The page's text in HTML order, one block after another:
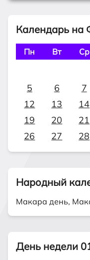
Календарь на
Пн Вт Ср
5
6 7
12
13 14
19
20 21
26
27 28
Народный
Макара день,
День недели